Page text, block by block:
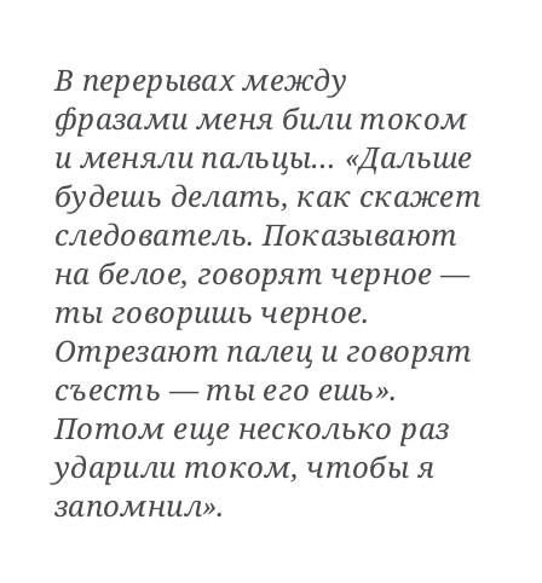
В перерывах между
фразами меня били током
и меняли пальцы… «Дальше
будешь делать, как скажет
следователь. Показывают
на белое, говорят черное —
ты говоришь черное.
Отрезают палец и говорят
съесть — ты его ешь».
Потом еще несколько раз
ударили током, чтобы я
запомнил».